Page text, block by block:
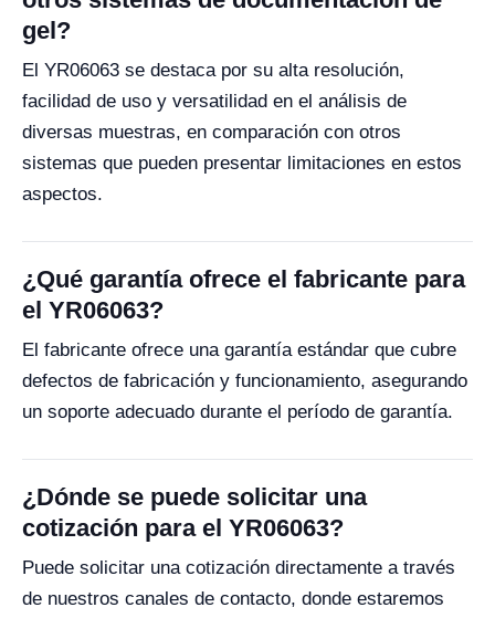
gel?
El YR06063 se destaca por su alta resolución,
facilidad de uso y versatilidad en el análisis de
diversas muestras, en comparación con otros
sistemas que pueden presentar limitaciones en estos
aspectos.
¿Qué garantía ofrece el fabricante para
el YR06063?
El fabricante ofrece una garantía estándar que cubre
defectos de fabricación y funcionamiento, asegurando
un soporte adecuado durante el período de garantía.
¿Dónde se puede solicitar una
cotización para el YR06063?
Puede solicitar una cotización directamente a través
de nuestros canales de contacto, donde estaremos